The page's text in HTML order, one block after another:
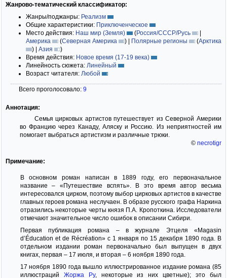
Жанрово-тематический классификатор:
Жанры/поджанры: Реализм
Общие характеристики: Приключенческое
Место действия: Наш мир (Земля) (Россия/СССР/Русь
|
Америка
(Северная Америка ) | Полярные регионы (Арктика
) | Азия
)
Время действия: Новое время (17-19 века)
Линейность сюжета: Линейный
Возраст читателя: Любой
Всего проголосовало: 9
Аннотация:
Семья цирковых артистов путешествует из Северной Америки
во Францию через Канаду, Аляску и Россию. Из неприятностей им
помогает выбраться артистизм и различные трюки.
© necrotigr
Примечание:
В основном роман написан в 1889 году, его первоначальное
название – «Путешествие вспять». В это время автор весьма
интересовался цирком, поэтому выбор цирковых артистов в качестве
главных героев романа неслучаен. В образе русского графа Наркина
отразились некоторые черты князя П.А. Кропоткина. Исследователи
отмечают значительное число ошибок в описании Сибири.
Первая публикация романа – в журнале Этцеля «Magasin
d’Éducation et de Récréation» с 1 января по 15 декабря 1890 года. В
отдельном издании роман первоначально был выпущен в двух
книгах, первая – 17 июля, и вторая – 6 ноября 1890 года.
17 ноября 1890 года вышло иллюстрированное издание романа (85
иллюстраций Жоржа Ру, некоторые из них цветные); это был